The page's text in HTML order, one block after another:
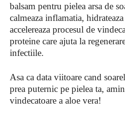
balsam pentru pielea arsa de
calmeaza inflamatia,
accelereaza procesul de
proteine care ajuta la
infectiile.
Asa ca data viitoare cand
prea puternic pe pielea ta,
vindecatoare a aloe vera!